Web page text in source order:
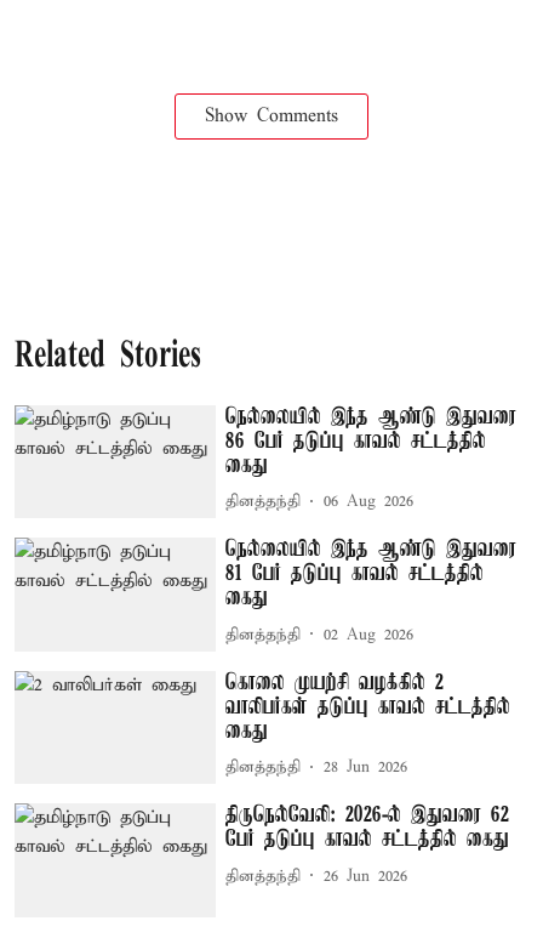
Show Comments
Related Stories
நெல்லையில் இந்த ஆண்டு இதுவரை
86 பேர் தடுப்பு காவல் சட்டத்தில்
கைது
தினத்தந்தி 06 Aug 2026
நெல்லையில் இந்த ஆண்டு இதுவரை
81 பேர் தடுப்பு காவல் சட்டத்தில்
கைது
தினத்தந்தி 02 Aug 2026
கொலை முயற்சி வழக்கில் 2
வாலிபர்கள் தடுப்பு காவல் சட்டத்தில்
கைது
தினத்தந்தி 28 Jun 2026
திருநெல்வேலி: 2026-ல் இதுவரை 62
பேர் தடுப்பு காவல் சட்டத்தில் கைது
தினத்தந்தி 26 Jun 2026